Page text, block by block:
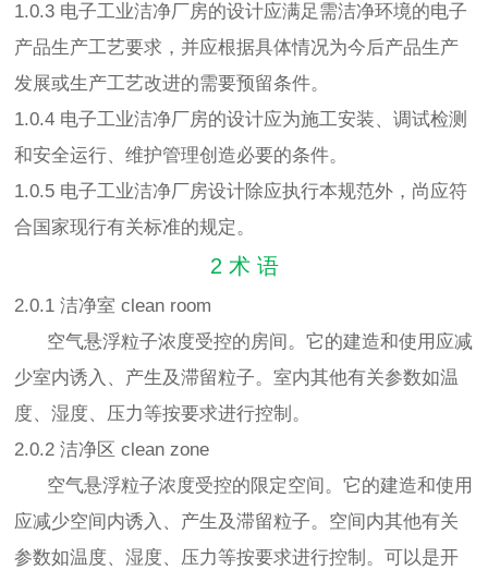
1.0.3 电子工业洁净厂房的设计应满足需洁净环境的电子
产品生产工艺要求，并应根据具体情况为今后产品生产
发展或生产工艺改进的需要预留条件。
1.0.4 电子工业洁净厂房的设计应为施工安装、调试检测
和安全运行、维护管理创造必要的条件。
1.0.5 电子工业洁净厂房设计除应执行本规范外，尚应符
合国家现行有关标准的规定。
2 术 语
2.0.1 洁净室 clean room
空气悬浮粒子浓度受控的房间。它的建造和使用应减
少室内诱入、产生及滞留粒子。室内其他有关参数如温
度、湿度、压力等按要求进行控制。
2.0.2 洁净区 clean zone
空气悬浮粒子浓度受控的限定空间。它的建造和使用
应减少空间内诱入、产生及滞留粒子。空间内其他有关
参数如温度、湿度、压力等按要求进行控制。可以是开